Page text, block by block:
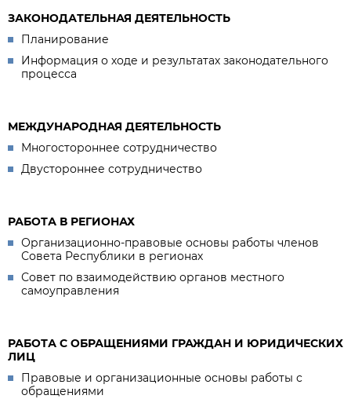
ЗАКОНОДАТЕЛЬНАЯ ДЕЯТЕЛЬНОСТЬ
Планирование
Информация о ходе и результатах законодательного
процесса
МЕЖДУНАРОДНАЯ ДЕЯТЕЛЬНОСТЬ
Многостороннее сотрудничество
Двустороннее сотрудничество
РАБОТА В РЕГИОНАХ
Организационно-правовые основы работы членов
Совета Республики в регионах
Совет по взаимодействию органов местного
самоуправления
РАБОТА С ОБРАЩЕНИЯМИ ГРАЖДАН И ЮРИДИЧЕСКИХ
ЛИЦ
Правовые и организационные основы работы с
обращениями